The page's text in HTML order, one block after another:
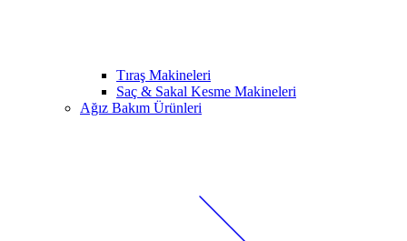
Tıraş Makineleri
Saç & Sakal Kesme Makineleri
Ağız Bakım Ürünleri